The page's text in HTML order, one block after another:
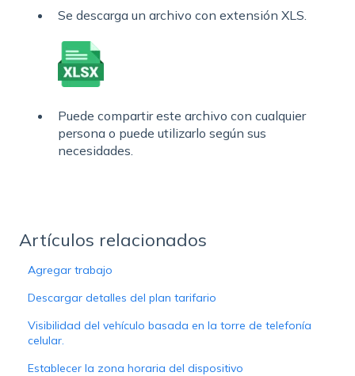
Se descarga un archivo con extensión XLS.
Puede compartir este archivo con cualquier
persona o puede utilizarlo según sus
necesidades.
Artículos relacionados
Agregar trabajo
Descargar detalles del plan tarifario
Visibilidad del vehículo basada en la torre de telefonía
celular.
Establecer la zona horaria del dispositivo